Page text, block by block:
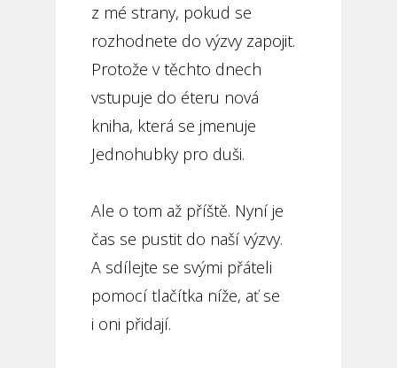
z mé strany, pokud se
rozhodnete do výzvy zapojit.
Protože v těchto dnech
vstupuje do éteru nová
kniha, která se jmenuje
Jednohubky pro duši.
Ale o tom až příště. Nyní je
čas se pustit do naší výzvy.
A sdílejte se svými přáteli
pomocí tlačítka níže, ať se
i oni přidají.